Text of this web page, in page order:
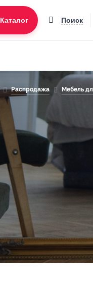
Каталог Поиск
Распродажа Мебель